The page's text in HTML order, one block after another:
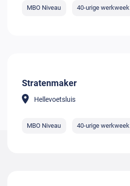
MBO Niveau 40-urige werkweek
Stratenmaker
Hellevoetsluis
MBO Niveau 40-urige werkweek